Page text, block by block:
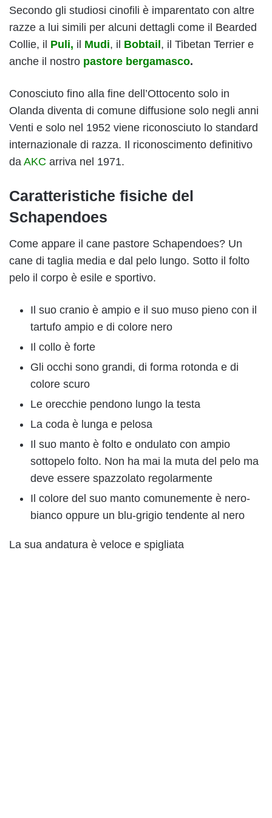
Secondo gli studiosi cinofili è imparentato con altre
razze a lui simili per alcuni dettagli come il Bearded
Collie, il Puli, il Mudi, il Bobtail, il Tibetan Terrier e
anche il nostro pastore bergamasco.
Conosciuto fino alla fine dell’Ottocento solo in
Olanda diventa di comune diffusione solo negli anni
Venti e solo nel 1952 viene riconosciuto lo standard
internazionale di razza. Il riconoscimento definitivo
da AKC arriva nel 1971.
Caratteristiche fisiche del
Schapendoes
Come appare il cane pastore Schapendoes? Un
cane di taglia media e dal pelo lungo. Sotto il folto
pelo il corpo è esile e sportivo.
Il suo cranio è ampio e il suo muso pieno con il
tartufo ampio e di colore nero
Il collo è forte
Gli occhi sono grandi, di forma rotonda e di
colore scuro
Le orecchie pendono lungo la testa
La coda è lunga e pelosa
Il suo manto è folto e ondulato con ampio
sottopelo folto. Non ha mai la muta del pelo ma
deve essere spazzolato regolarmente
Il colore del suo manto comunemente è nero-
bianco oppure un blu-grigio tendente al nero
La sua andatura è veloce e spigliata